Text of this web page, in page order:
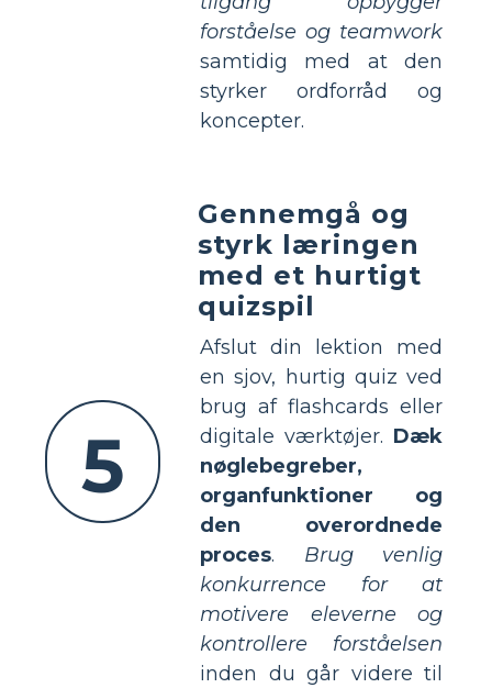
forståelse og teamwork
samtidig med at den
styrker ordforråd og
koncepter.
5
Gennemgå og
styrk læringen
med et hurtigt
quizspil
Afslut din lektion med
en sjov, hurtig quiz ved
brug af flashcards eller
digitale værktøjer. Dæk
nøglebegreber,
organfunktioner og
den overordnede
proces. Brug venlig
konkurrence for at
motivere eleverne og
kontrollere forståelsen
inden du går videre til